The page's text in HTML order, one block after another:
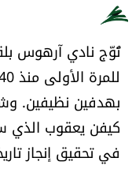
الرياضة
منوّعات
حظّك اليوم
للتاريخ
تُوّج نادي آرهوس
بهدفين نظيفين.
كيفن يعقوب
في تحقيق إنجاز